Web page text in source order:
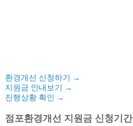
환경개선 신청하기
→
지원금 안내보기
→
진행상황 확인 →
점포환경개선 지원금 신청기간